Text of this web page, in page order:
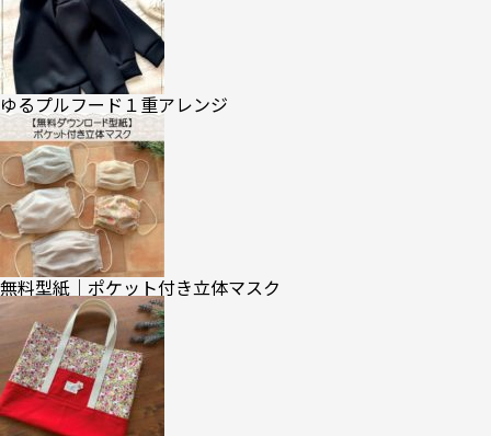
ゆるプルフード１重アレンジ
無料型紙｜ポケット付き立体マスク